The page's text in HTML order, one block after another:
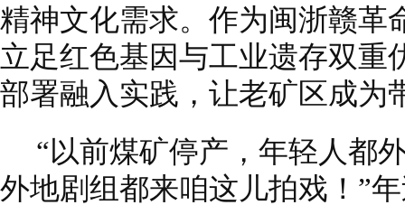
精神文化需求。作为闽浙赣革
立足红色基因与工业遗存双重
部署融入实践，让老矿区成为
“以前煤矿停产，年轻人都
外地剧组都来咱这儿拍戏！”